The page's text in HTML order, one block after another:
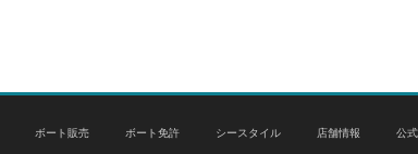
ボート販売 ボート免許 シースタイル 店舗情報 公